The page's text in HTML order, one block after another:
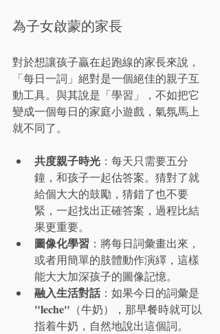
為子女啟蒙的家長
對於想讓孩子贏在起跑線的家長來說，
「每日一詞」絕對是一個絕佳的親子互
動工具。與其說是「學習」，不如把它
變成一個每日的家庭小遊戲，氣氛馬上
就不同了。
共度親子時光 ：每天只需要五分
鐘，和孩子一起估答案。猜對了就
給個大大的鼓勵，猜錯了也不要
緊，一起找出正確答案，過程比結
果更重要。
圖像化學習 ：將每日詞彙畫出來，
或者用簡單的肢體動作演繹，這樣
能大大加深孩子的圖像記憶。
融入生活對話：如果今日的詞彙是
"leche" （牛奶），那早餐時就可以
指着牛奶，自然地說出這個詞。